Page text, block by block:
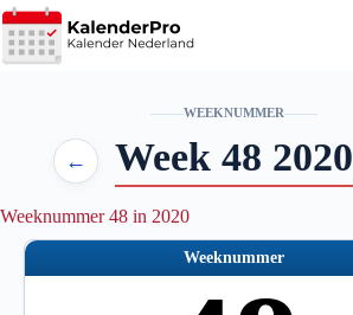
Ga
naar
de
WEEKNUMMER
← Week 48 2020
Weeknummer 48 in 2020
Weeknummer